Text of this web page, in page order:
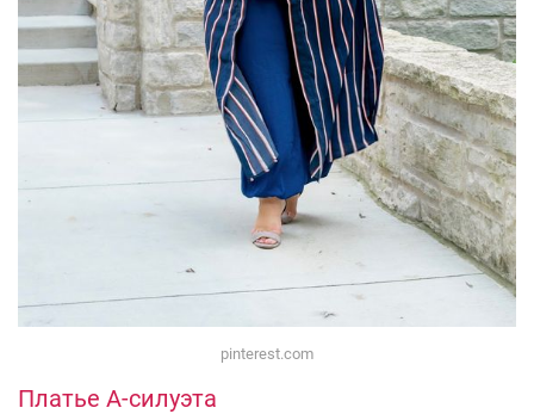
pinterest.com
Платье A-силуэта